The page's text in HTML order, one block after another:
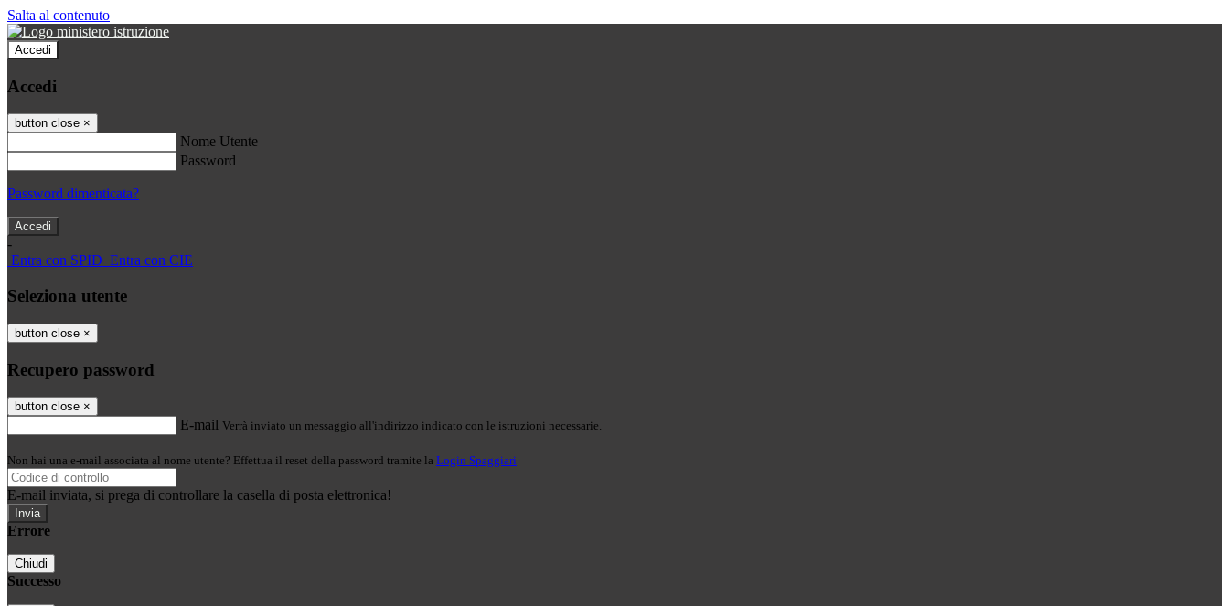
Salta al contenuto
Accedi
Accedi
button close ×
Nome Utente
Password
Password dimenticata?
-
Entra con SPID Entra con CIE
Seleziona utente
button close ×
Recupero password
button close ×
E-mail Verrà inviato un messaggio all'indirizzo indicato con le istruzioni necessarie.
Non hai una e-mail associata al nome utente? Effettua il reset della password tramite la Login Spaggiari
E-mail inviata, si prega di controllare la casella di posta elettronica!
Errore
Chiudi
Successo